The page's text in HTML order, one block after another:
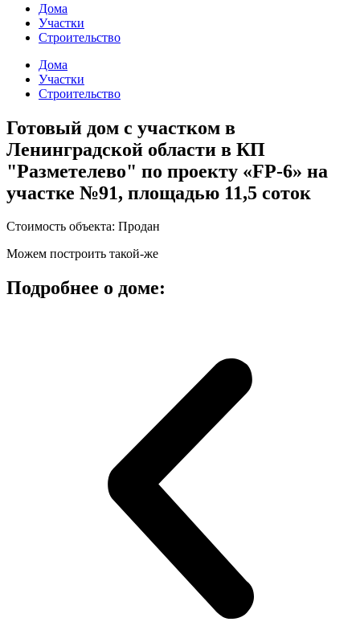
Дома
Участки
Строительство
Дома
Участки
Строительство
Готовый дом с участком в
Ленинградской области в КП
"Разметелево" по проекту «FP-6» на
участке №91, площадью 11,5 соток
Стоимость объекта: Продан
Можем построить такой-же
Подробнее о доме: